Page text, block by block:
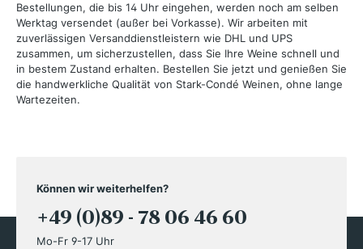
Bestellungen, die bis 14 Uhr eingehen, werden noch am selben
Werktag versendet (außer bei Vorkasse). Wir arbeiten mit
zuverlässigen Versanddienstleistern wie DHL und UPS
zusammen, um sicherzustellen, dass Sie Ihre Weine schnell und
in bestem Zustand erhalten. Bestellen Sie jetzt und genießen Sie
die handwerkliche Qualität von Stark-Condé Weinen, ohne lange
Wartezeiten.
Können wir weiterhelfen?
+49 (0)89 - 78 06 46 60
Mo-Fr 9-17 Uhr